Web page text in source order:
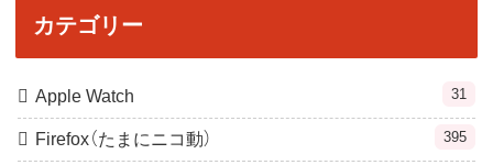
カテゴリー
Apple Watch 31
Firefox（たまにニコ動） 395